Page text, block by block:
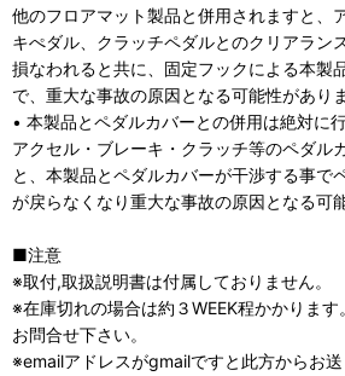
他のフロアマット製品と併用されますと、
キぺダル、クラッチペダルとのクリアラン
損なわれると共に、固定フックによる本製
で、重大な事故の原因となる可能性がありま
• 本製品とペダルカバーとの併用は絶対に
アクセル・ブレーキ・クラッチ等のペダル
と、本製品とペダルカバーが干渉する事で
が戻らなくなり重大な事故の原因となる可
■注意
※取付,取扱説明書は付属しておりません。
※在庫切れの場合は約３WEEK程かかりま
お問合せ下さい。
※emailアドレスがgmailですと此方からお